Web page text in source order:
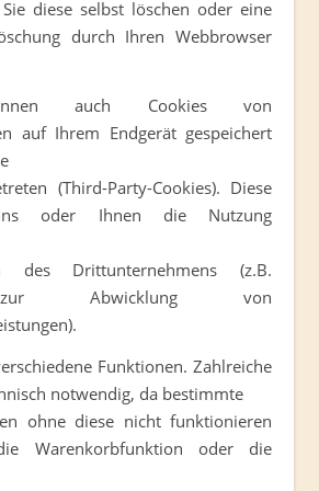
diese selbst löschen oder eine
durch Ihren Webbrowser
auch Cookies von
auf Ihrem Endgerät gespeichert
(Third-Party-Cookies). Diese
oder Ihnen die Nutzung
des Drittunternehmens (z.B.
Abwicklung von
Funktionen. Zahlreiche
notwendig, da bestimmte
ohne diese nicht funktionieren
Warenkorbfunktion oder die